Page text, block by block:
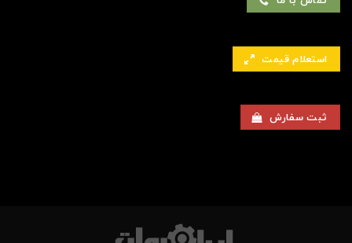
استعلام قیمت
ثبت سفارش